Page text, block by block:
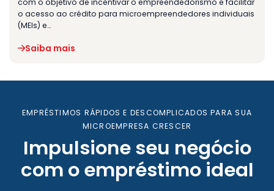
o acesso ao crédito para microempreendedores individuais
(MEIs) e…
Saiba mais
EMPRÉSTIMOS RÁPIDOS E DESCOMPLICADOS PARA SUA
MICROEMPRESA CRESCER
Impulsione seu negócio
com o empréstimo ideal